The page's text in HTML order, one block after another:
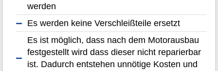
werden
Es werden keine Verschleißteile ersetzt
Es ist möglich, dass nach dem Motorausbau
festgestellt wird dass dieser nicht reparierbar
ist. Dadurch entstehen unnötige Kosten und